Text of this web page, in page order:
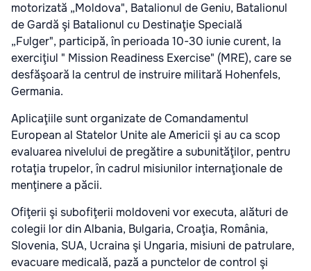
motorizată „Moldova", Batalionul de Geniu, Batalionul
de Gardă şi Batalionul cu Destinaţie Specială
„Fulger", participă, în perioada 10-30 iunie curent, la
exerciţiul " Mission Readiness Exercise" (MRE), care se
desfăşoară la centrul de instruire militară Hohenfels,
Germania.
Aplicaţiile sunt organizate de Comandamentul
European al Statelor Unite ale Americii şi au ca scop
evaluarea nivelului de pregătire a subunităţilor, pentru
rotaţia trupelor, în cadrul misiunilor internaţionale de
menţinere a păcii.
Ofiţerii şi subofiţerii moldoveni vor executa, alături de
colegii lor din Albania, Bulgaria, Croaţia, România,
Slovenia, SUA, Ucraina şi Ungaria, misiuni de patrulare,
evacuare medicală, pază a punctelor de control şi